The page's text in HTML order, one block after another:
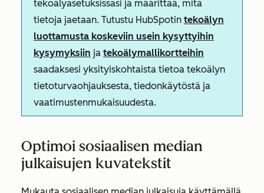
tekoälyasetuksissasi ja määrittää, mitä
tietoja jaetaan. Tutustu HubSpotin tekoälyn
luottamusta koskeviin usein kysyttyihin
kysymyksiin ja tekoälymallikortteihin
saadaksesi yksityiskohtaista tietoa tekoälyn
tietoturvaohjauksesta, tiedonkäytöstä ja
vaatimustenmukaisuudesta.
Optimoi sosiaalisen median
julkaisujen kuvatekstit